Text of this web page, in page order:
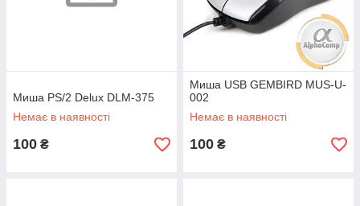
Миша PS/2 Delux DLM-375
Немає в наявності
100 ₴
Миша USB GEMBIRD MUS-U-
002
Немає в наявності
100 ₴